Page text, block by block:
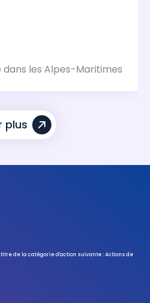
les Alpes-Maritimes
plus
de la catégorie d'action suivante : Actions de